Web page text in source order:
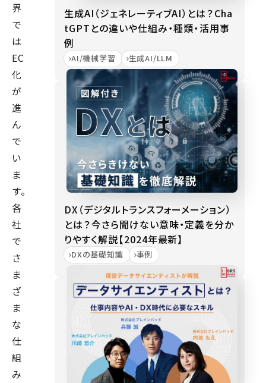
界
で
は
EC
化
が
進
ん
で
い
ま
す。
各
社
で
さ
ま
ざ
ま
な
仕
組
み
生成AI（ジェネレーティブAI）とは？Cha
tGPTとの違いや仕組み・種類・活用事
例
AI/機械学習 生成AI/LLM
DX（デジタルトランスフォーメーション）
とは？今さら聞けない意味・定義を分か
りやすく解説【2024年最新】
DXの基礎知識 事例